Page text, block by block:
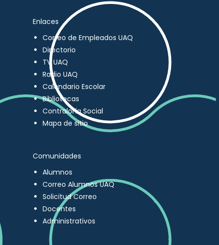
Enlaces
Correo de Empleados UAQ
Directorio
TV UAQ
Radio UAQ
Calendario Escolar
Bibliotecas
Contraloría Social
Mapa de sitio
Comunidades
Alumnos
Correo Alumnos UAQ
Solicitud Correo
Docentes
Administrativos